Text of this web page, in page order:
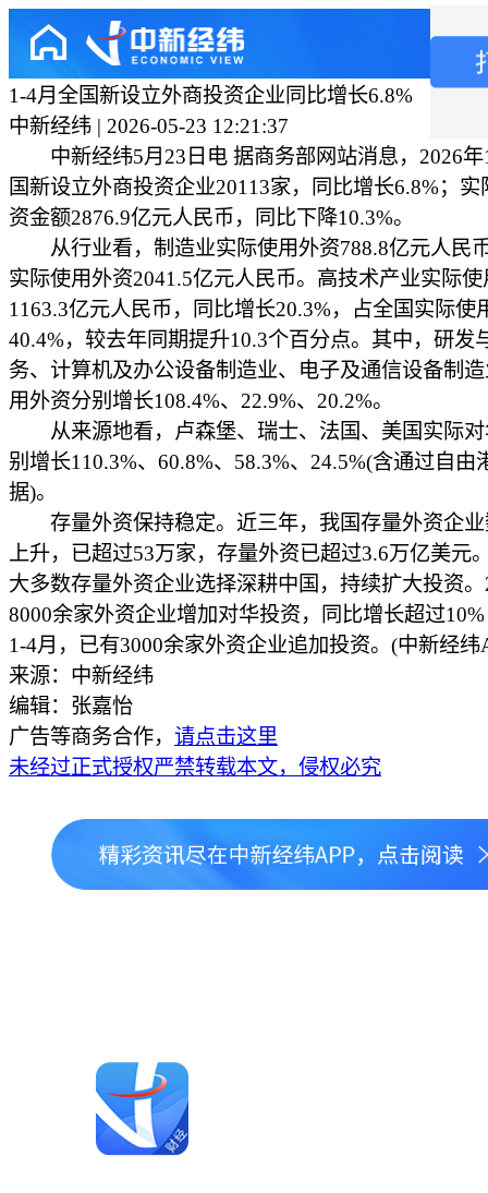
1-4月全国新设立外商投资企业同比增长6.8%
中新经纬 | 2026-05-23 12:21:37
中新经纬5月23日电 据商务部网站消息，2026年
国新设立外商投资企业20113家，同比增长6.8%；实
资金额2876.9亿元人民币，同比下降10.3%。
从行业看，制造业实际使用外资788.8亿元人民
实际使用外资2041.5亿元人民币。高技术产业实际
1163.3亿元人民币，同比增长20.3%，占全国实际使
40.4%，较去年同期提升10.3个百分点。其中，研发
务、计算机及办公设备制造业、电子及通信设备制
用外资分别增长108.4%、22.9%、20.2%。
从来源地看，卢森堡、瑞士、法国、美国实际对
别增长110.3%、60.8%、58.3%、24.5%(含通过自由
据)。
存量外资保持稳定。近三年，我国存量外资企业
上升，已超过53万家，存量外资已超过3.6万亿美元
大多数存量外资企业选择深耕中国，持续扩大投资
8000余家外资企业增加对华投资，同比增长超过
1-4月，已有3000余家外资企业追加投资。(中新经纬
来源：中新经纬
编辑：张嘉怡
广告等商务合作， 请点击这里
未经过正式授权严禁转载本文，侵权必究